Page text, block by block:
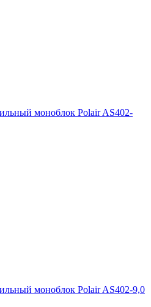
моноблок Polair AS402-
моноблок Polair AS402-9,0